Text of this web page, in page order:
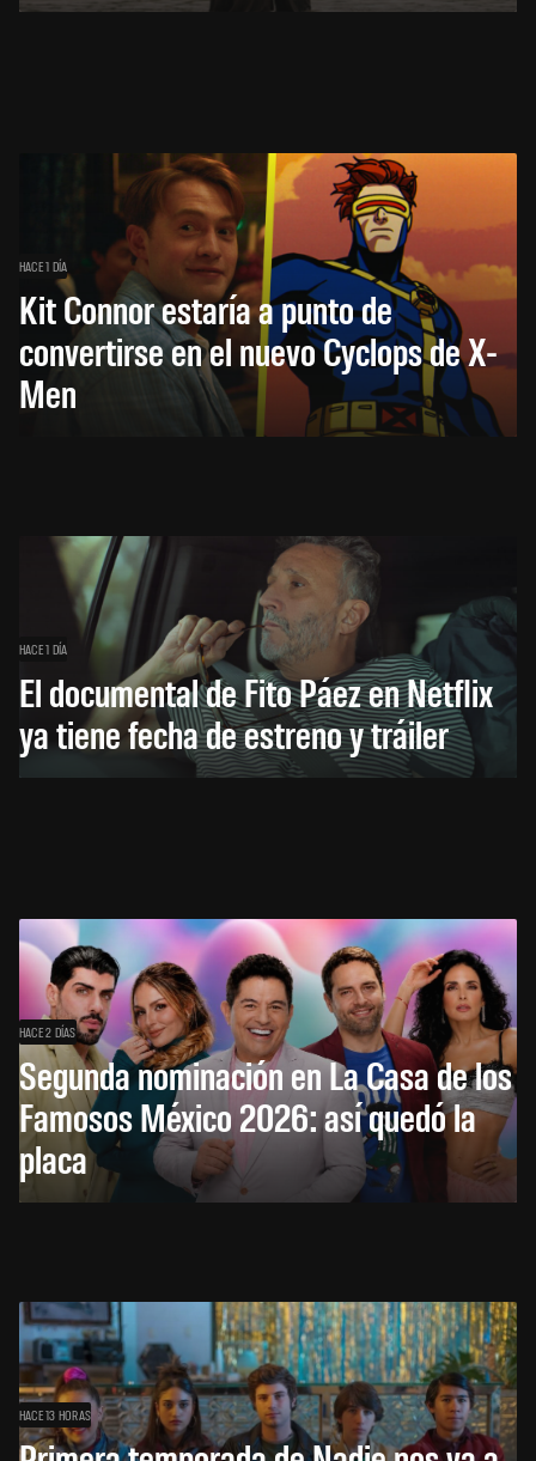
HACE 1 DÍA
Kit Connor estaría a punto de
convertirse en el nuevo Cyclops de X-
Men
HACE 1 DÍA
El documental de Fito Páez en Netflix
ya tiene fecha de estreno y tráiler
HACE 2 DÍAS
Segunda nominación en La Casa de los
Famosos México 2026: así quedó la
placa
HACE 13 HORAS